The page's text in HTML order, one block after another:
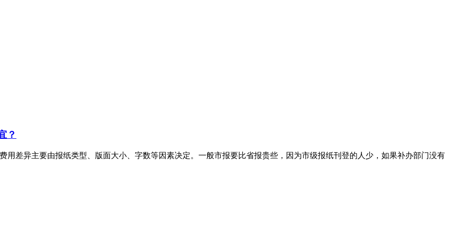
？
用差异主要由报纸类型、版面大小、字数等因素决定。一般市报要比省报贵些，因为市级报纸刊登的人少，如果补办部门没有